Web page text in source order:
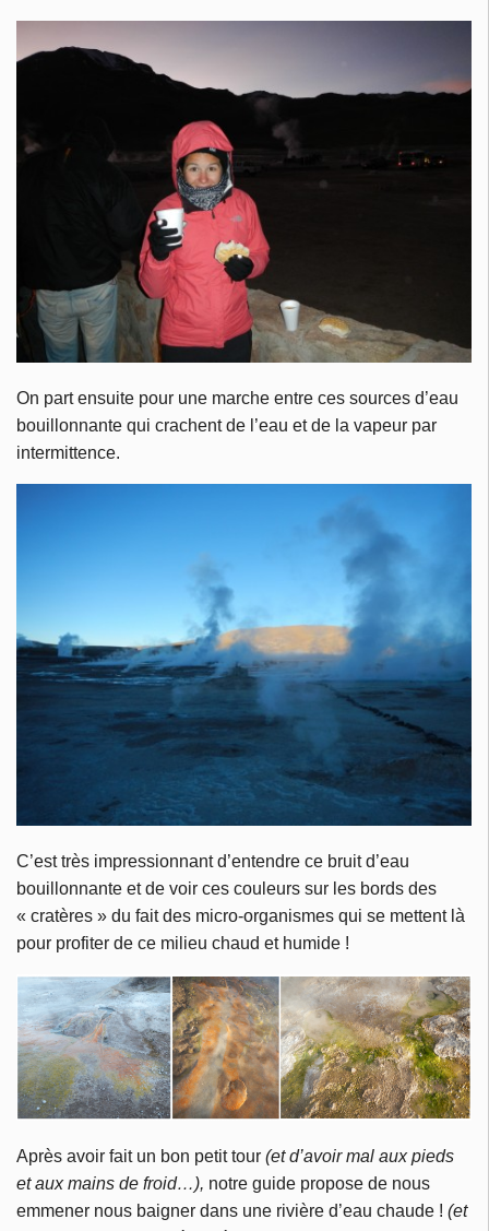
On part ensuite pour une marche entre ces sources d’eau
bouillonnante qui crachent de l’eau et de la vapeur par
intermittence.
C’est très impressionnant d’entendre ce bruit d’eau
bouillonnante et de voir ces couleurs sur les bords des
« cratères » du fait des micro-organismes qui se mettent là
pour profiter de ce milieu chaud et humide !
Après avoir fait un bon petit tour (et d’avoir mal aux pieds
et aux mains de froid…), notre guide propose de nous
emmener nous baigner dans une rivière d’eau chaude ! (et